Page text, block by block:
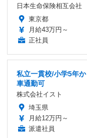
日本生命保険相互会社
東京都
月給43万円～
正社員
私立一貫校/小学5年
車通勤可
株式会社イスト
埼玉県
月給12万円～
派遣社員